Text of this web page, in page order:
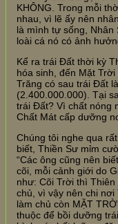
KHÔNG. Trong mỗi
nhau, vì lẽ ấy nên
là mình tự sống,
loài cá nó có ảnh
Kể ra trái Đất thời kỳ
hóa sinh, đến Mặt
Trăng có sau trái Đất
(2.400.000.000). Tại
trái Đất? Vì chất nóng
Chất Mát cấp dưỡng
Chúng tôi nghe qua
biết, Thiền Sư mỉm
“Các ông cũng nên
cõi, mỗi cảnh giới do
như: Cõi Trời thì
chủ, vì vậy nên chi
làm chủ còn MẶT
thuộc để bồi dưỡng